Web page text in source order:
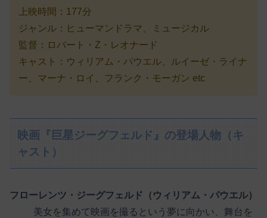
上映時間：177分
ジャンル：ヒューマンドラマ、ミュージカル
監督：ロバート・Z・レオナード
キャスト：ウィリアム・パウエル、ルイーゼ・ライナ
ー、マーナ・ロイ、フランク・モーガン etc
映画『巨星ジーグフェルド』の登場人物（キ
ャスト）
フローレンツ・ジーグフェルド（ウィリアム・パウエル）
美女を集めて映画を撮るという夢に向かい、舞台を